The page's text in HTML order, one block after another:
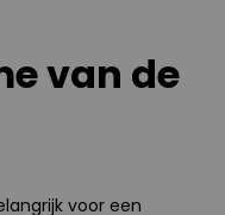
van de
voor een